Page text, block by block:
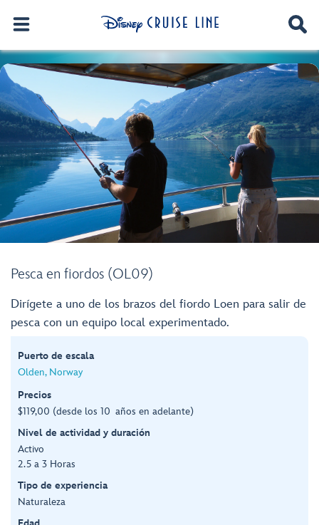
Pesca en fiordos (OL09)
Dirígete a uno de los brazos del fiordo Loen para salir de
pesca con un equipo local experimentado.
Puerto de escala
Olden, Norway
Precios
$119,00 (desde los 10 años en adelante)
Nivel de actividad y duración
Activo
2.5 a 3 Horas
Tipo de experiencia
Naturaleza